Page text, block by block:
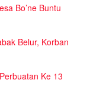
Bo’ne Buntu
Belur, Korban
Ke 13